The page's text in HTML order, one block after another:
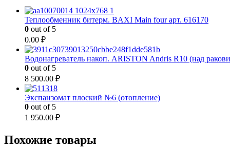
Теплообменник битерм. BAXI Main four арт. 616170
0 out of 5
0.00 ₽
Водонагреватель накоп. ARISTON Andris R10 (над
0 out of 5
8 500.00 ₽
Экспанзомат плоский №6 (отопление)
0 out of 5
1 950.00 ₽
Похожие товары